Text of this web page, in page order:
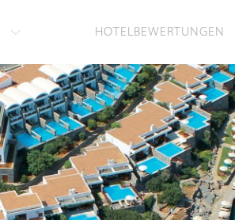
HOTELBEWERTUNGEN